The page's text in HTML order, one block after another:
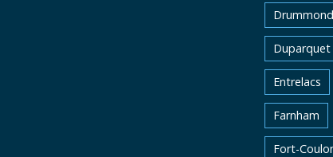
Duparquet
Entrelacs
Farnham
Fort-